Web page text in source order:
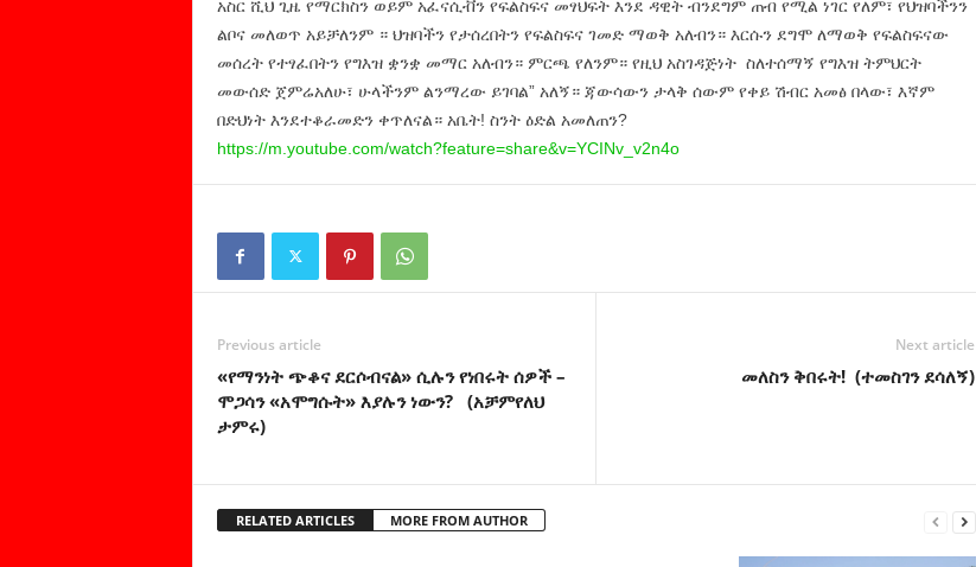
አስር ሺህ ጊዜ የማርክስን ወይም አፈናሲቭን የፍልስፍና መፃህፍት እንደ ዳዊት ብንደግም ጠብ የሚል ነገር የለም፣ የህዝባችንን
ልቦና መለወጥ አይቻለንም ። ህዝባችን የታሰረበትን የፍልስፍና ገመድ ማወቅ አለብን። እርሱን ደግሞ ለማወቅ የፍልስፍናው
መሰረት የተፃፈበትን የግእዝ ቋንቋ መማር አለብን። ምርጫ የለንም። የዚህ አስገዳጅነት ስለተሰማኝ የግእዝ ትምህርት
መውሰድ ጀምሬአለሁ፣ ሁላችንም ልንማረው ይገባል” አለኝ። ጃውሳውን ታላቅ ሰውም የቀይ ሽብር አመፅ በላው፣ እኛም
በድህነት እንደተቆራመድን ቀጥለናል። አቤት! ስንት ዕድል አመለጠን?
https://m.youtube.com/watch?feature=share&v=YCINv_v2n4o
Previous article
«የማንነት ጭቆና ደርሶብናል» ሲሉን የነበሩት ሰዎች –
ሞጋሳን «አሞግሱት» እያሉን ነውን? (አቻምየለህ
ታምሩ)
Next article
መለስን ቅበሩት! (ተመስገን ደሳለኝ)
RELATED ARTICLES MORE FROM AUTHOR